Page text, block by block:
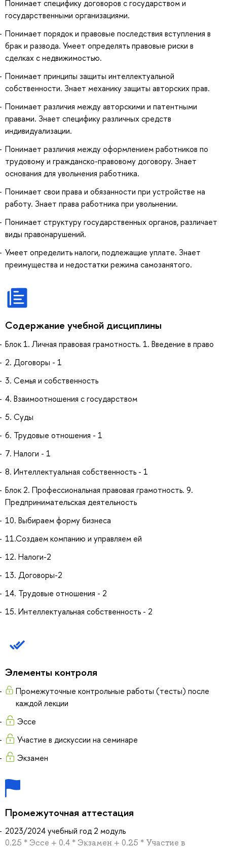
Понимает специфику договоров с государством и
государственными организациями.
Понимает порядок и правовые последствия вступления в
брак и развода. Умеет определять правовые риски в
сделках с недвижимостью.
Понимает принципы защиты интеллектуальной
собственности. Знает механику защиты авторских прав.
Понимает различия между авторскими и патентными
правами. Знает специфику различных средств
индивидуализации.
Понимает различия между оформлением работников по
трудовому и гражданско-правовому договору. Знает
основания для увольнения работника.
Понимает свои права и обязанности при устройстве на
работу. Знает права работника при увольнении.
Понимает структуру государственных органов, различает
виды правонарушений.
Умеет определить налоги, подлежащие уплате. Знает
преимущества и недостатки режима самозанятого.
Содержание учебной дисциплины
Блок 1. Личная правовая грамотность. 1. Введение в право
2. Договоры - 1
3. Семья и собственность
4. Взаимоотношения с государством
5. Суды
6. Трудовые отношения - 1
7. Налоги - 1
8. Интеллектуальная собственность - 1
Блок 2. Профессиональная правовая грамотность. 9.
Предпринимательская деятельность
10. Выбираем форму бизнеса
11.Создаем компанию и управляем ей
12. Налоги-2
13. Договоры-2
14. Трудовые отношения - 2
15. Интеллектуальная собственность - 2
Элементы контроля
Промежуточные контрольные работы (тесты) после
каждой лекции
Эссе
Участие в дискуссии на семинаре
Экзамен
Промежуточная аттестация
2023/2024 учебный год 2 модуль
0.25 * Эссе + 0.4 * Экзамен + 0.25 * Участие в